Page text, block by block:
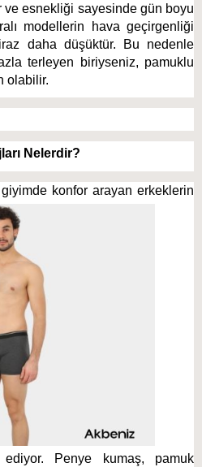
ve esnekliği sayesinde gün boyu
modellerin hava geçirgenliği
daha düşüktür. Bu nedenle
terleyen biriyseniz, pamuklu
olabilir.
Nelerdir?
yimde konfor arayan erkeklerin
Penye kumaş, pamuk